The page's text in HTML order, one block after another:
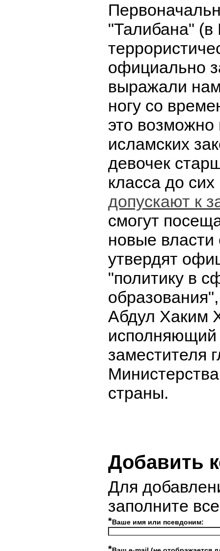
"Талибана" (в
официально
выражали
ногу со
это
исламских
девочек
класса до
допускают к
смогут
новые
утвердят
"политику в
Абдул Хаким
исполняющий
заместителя
страны.
Добавить
Для
заполните
*Ваше имя или псевдоним: